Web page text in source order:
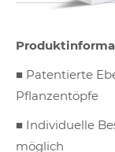
■ Patentierte
Pflanzentöpfe
■ Individuelle
möglich